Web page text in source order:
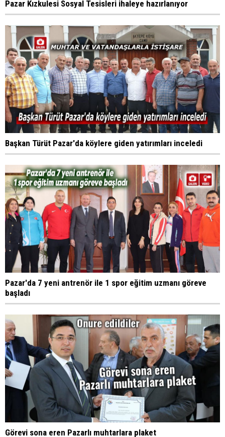
Pazar Kızkulesi Sosyal Tesisleri ihaleye hazırlanıyor
Başkan Türüt Pazar'da köylere giden yatırımları inceledi
Pazar'da 7 yeni antrenör ile 1 spor eğitim uzmanı göreve
başladı
Görevi sona eren Pazarlı muhtarlara plaket